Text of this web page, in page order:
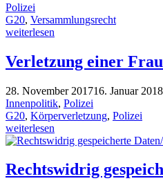
Polizei
G20, Versammlungsrecht
weiterlesen
Verletzung einer
28. November 201716. Januar 2018
Innenpolitik, Polizei
G20, Körperverletzung, Polizei
weiterlesen
Rechtswidrig